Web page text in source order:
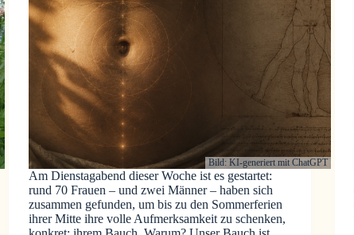
Bild: KI-generiert mit ChatGPT
Am Dienstagabend dieser Woche ist es gestartet:
rund 70 Frauen – und zwei Männer – haben sich
zusammen gefunden, um bis zu den Sommerferien
ihrer Mitte ihre volle Aufmerksamkeit zu schenken,